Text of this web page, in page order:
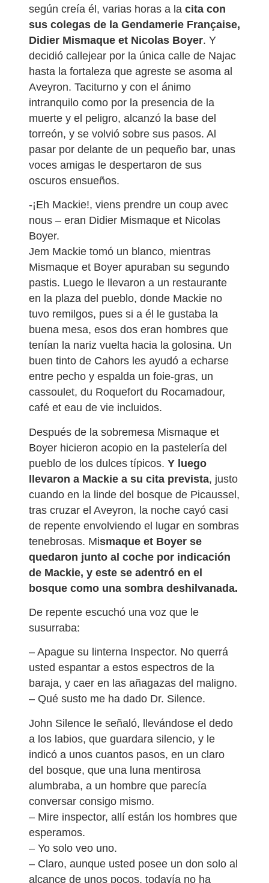
según creía él, varias horas a la cita con
sus colegas de la Gendamerie Française,
Didier Mismaque et Nicolas Boyer. Y
decidió callejear por la única calle de Najac
hasta la fortaleza que agreste se asoma al
Aveyron. Taciturno y con el ánimo
intranquilo como por la presencia de la
muerte y el peligro, alcanzó la base del
torreón, y se volvió sobre sus pasos. Al
pasar por delante de un pequeño bar, unas
voces amigas le despertaron de sus
oscuros ensueños.
-¡Eh Mackie!, viens prendre un coup avec
nous – eran Didier Mismaque et Nicolas
Boyer.
Jem Mackie tomó un blanco, mientras
Mismaque et Boyer apuraban su segundo
pastis. Luego le llevaron a un restaurante
en la plaza del pueblo, donde Mackie no
tuvo remilgos, pues si a él le gustaba la
buena mesa, esos dos eran hombres que
tenían la nariz vuelta hacia la golosina. Un
buen tinto de Cahors les ayudó a echarse
entre pecho y espalda un foie-gras, un
cassoulet, du Roquefort du Rocamadour,
café et eau de vie incluidos.
Después de la sobremesa Mismaque et
Boyer hicieron acopio en la pastelería del
pueblo de los dulces típicos. Y luego
llevaron a Mackie a su cita prevista, justo
cuando en la linde del bosque de Picaussel,
tras cruzar el Aveyron, la noche cayó casi
de repente envolviendo el lugar en sombras
tenebrosas. Mismaque et Boyer se
quedaron junto al coche por indicación
de Mackie, y este se adentró en el
bosque como una sombra deshilvanada.
De repente escuchó una voz que le
susurraba:
– Apague su linterna Inspector. No querrá
usted espantar a estos espectros de la
baraja, y caer en las añagazas del maligno.
– Qué susto me ha dado Dr. Silence.
John Silence le señaló, llevándose el dedo
a los labios, que guardara silencio, y le
indicó a unos cuantos pasos, en un claro
del bosque, que una luna mentirosa
alumbraba, a un hombre que parecía
conversar consigo mismo.
– Mire inspector, allí están los hombres que
esperamos.
– Yo solo veo uno.
– Claro, aunque usted posee un don solo al
alcance de unos pocos, todavía no ha